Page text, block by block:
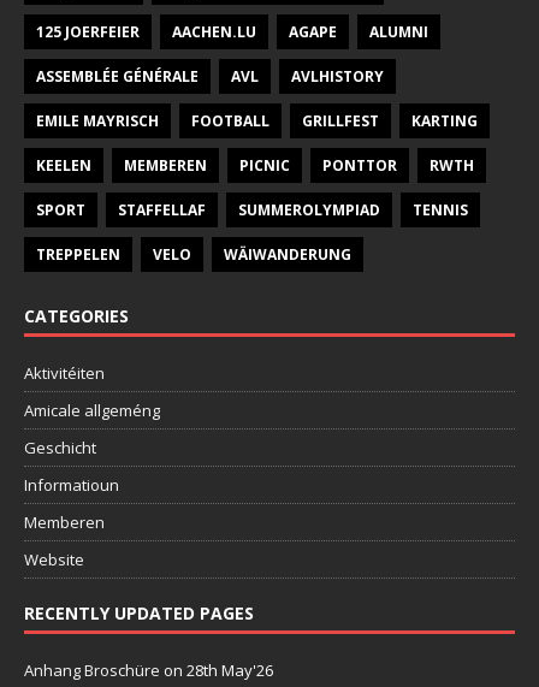
125 JOERFEIER AACHEN.LU AGAPE ALUMNI
ASSEMBLÉE GÉNÉRALE AVL AVLHISTORY
EMILE MAYRISCH FOOTBALL GRILLFEST KARTING
KEELEN MEMBEREN PICNIC PONTTOR RWTH
SPORT STAFFELLAF SUMMEROLYMPIAD TENNIS
TREPPELEN VELO WÄIWANDERUNG
CATEGORIES
Aktivitéiten
Amicale allgeméng
Geschicht
Informatioun
Memberen
Website
RECENTLY UPDATED PAGES
Anhang Broschüre on 28th May'26